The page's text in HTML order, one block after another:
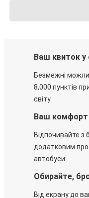
Ваш квиток у
Безмежні
8,000 пунктів
світу.
Ваш комфорт
Відпочивайте з
додатковим
автобуси.
Обирайте,
Від екрану до